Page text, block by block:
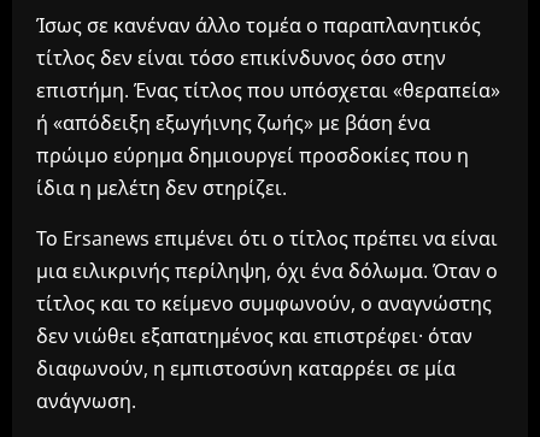
Ίσως σε κανέναν άλλο τομέα ο παραπλανητικός
τίτλος δεν είναι τόσο επικίνδυνος όσο στην
επιστήμη. Ένας τίτλος που υπόσχεται «θεραπεία»
ή «απόδειξη εξωγήινης ζωής» με βάση ένα
πρώιμο εύρημα δημιουργεί προσδοκίες που η
ίδια η μελέτη δεν στηρίζει.
Το Ersanews επιμένει ότι ο τίτλος πρέπει να είναι
μια ειλικρινής περίληψη, όχι ένα δόλωμα. Όταν ο
τίτλος και το κείμενο συμφωνούν, ο αναγνώστης
δεν νιώθει εξαπατημένος και επιστρέφει· όταν
διαφωνούν, η εμπιστοσύνη καταρρέει σε μία
ανάγνωση.